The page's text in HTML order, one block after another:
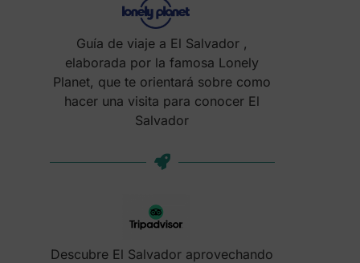
Guía de viaje a El Salvador ,
elaborada por la famosa Lonely
Planet, que te orientará sobre como
hacer una visita para conocer El
Salvador
Descubre El Salvador aprovechando